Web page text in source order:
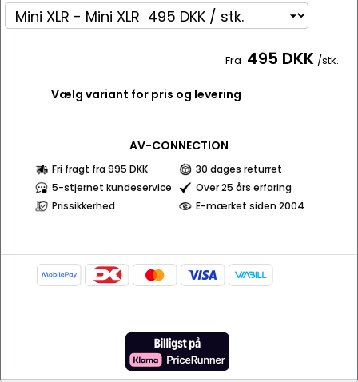
Fra 495 DKK /stk.
Vælg variant for pris og levering
AV-CONNECTION
Fri fragt fra 995 DKK
30 dages returret
5-stjernet kundeservice
Over 25 års erfaring
Prissikkerhed
E-mærket siden 2004